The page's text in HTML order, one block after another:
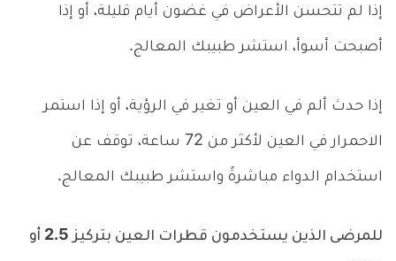
إذا لم تتحسن الأعراض في غضون أيام قليلة، أو إذا
أصبحت أسوأ، استشر طبيبك المعالج.
إذا حدث ألم في العين أو تغير في الرؤية، أو إذا استمر
الاحمرار في العين لأكثر من 72 ساعة، توقف عن
استخدام الدواء مباشرةً واستشر طبيبك المعالج.
للمرضى الذين يستخدمون قطرات العين بتركيز 2.5 أو